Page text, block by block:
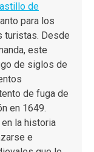
de
para los
turistas. Desde
este
de siglos de
de fuga de
en 1649.
la historia
e